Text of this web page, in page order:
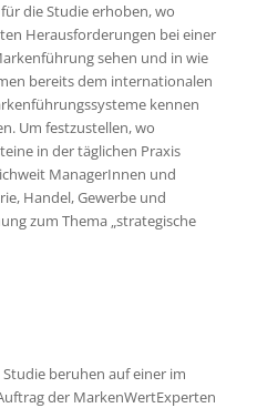
die Studie erhoben, wo
Herausforderungen bei einer
sehen und in wie
bereits dem internationalen
kennen
Um festzustellen, wo
in der täglichen Praxis
ManagerInnen und
Handel, Gewerbe und
zum Thema „strategische
beruhen auf einer im
der MarkenWertExperten